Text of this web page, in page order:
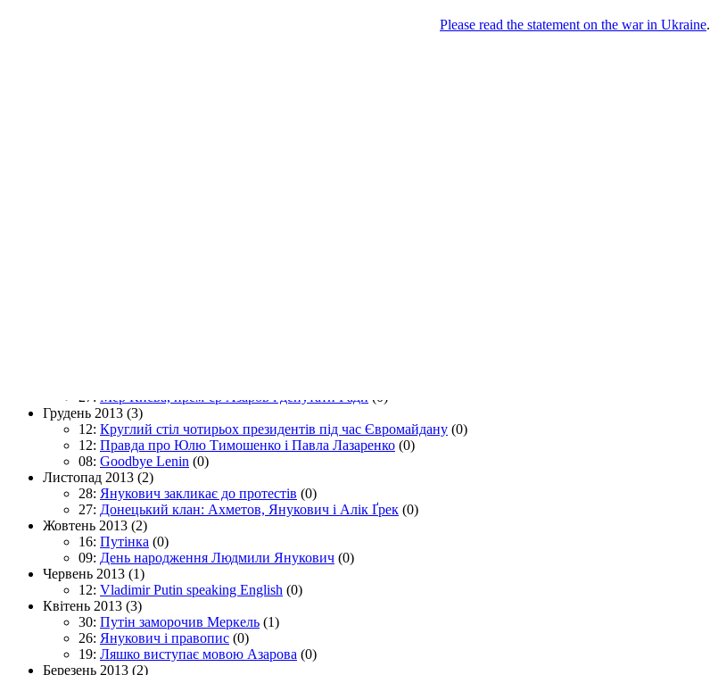
27: Мер Києва, прем’єр Азаров і депутати Ради (0)
Грудень 2013 (3)
12: Круглий стіл чотирьох президентів під час Євромайдану (0)
12: Правда про Юлю Тимошенко і Павла Лазаренко (0)
08: Goodbye Lenin (0)
Листопад 2013 (2)
28: Янукович закликає до протестів (0)
27: Донецький клан: Ахметов, Янукович і Алік Ґрек (0)
Жовтень 2013 (2)
16: Путінка (0)
09: День народження Людмили Янукович (0)
Червень 2013 (1)
12: Vladimir Putin speaking English (0)
Квітень 2013 (3)
30: Путін заморочив Меркель (1)
26: Янукович і правопис (0)
19: Ляшко виступає мовою Азарова (0)
Березень 2013 (2)
Please read the statement on the war in Ukraine.